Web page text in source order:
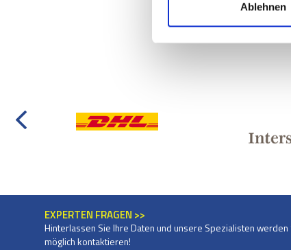
Ablehnen
EXPERTEN FRAGEN >>
Hinterlassen Sie Ihre Daten und unsere Spezialisten werden
möglich kontaktieren!